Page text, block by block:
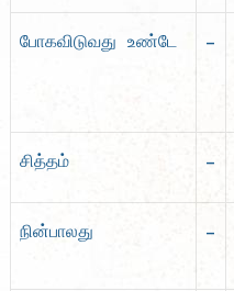
போகவிடுவது உண்டே –
சித்தம் –
நின்பாலது –